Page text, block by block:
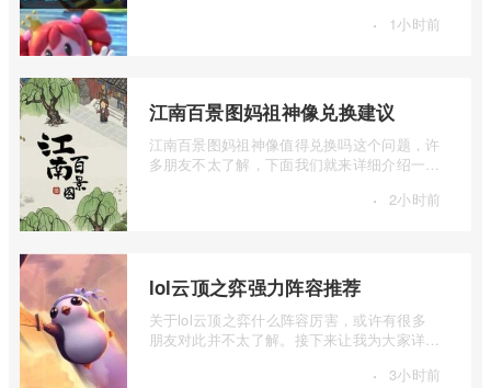
· 1小时前
江南百景图妈祖神像兑换建议
江南百景图妈祖神像值得兑换吗这个问题，许
多朋友不太了解，下面我们就来详细介绍一下
· 2小时前
lol云顶之弈强力阵容推荐
关于lol云顶之弈什么阵容厉害，或许有很多
朋友对此并不太了解。接下来让我为大家详细
· 3小时前